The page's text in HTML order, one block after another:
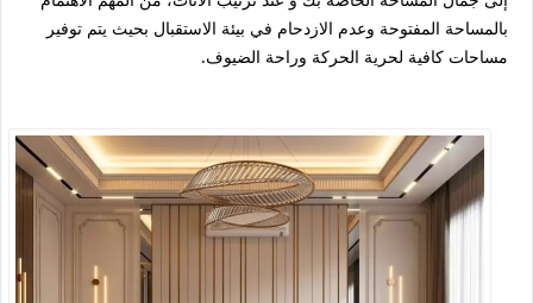
بالمساحة المفتوحة وعدم الازدحام في بيئة الاستقبال بحيث يتم توفير
مساحات كافية لحرية الحركة وراحة الضيوف.